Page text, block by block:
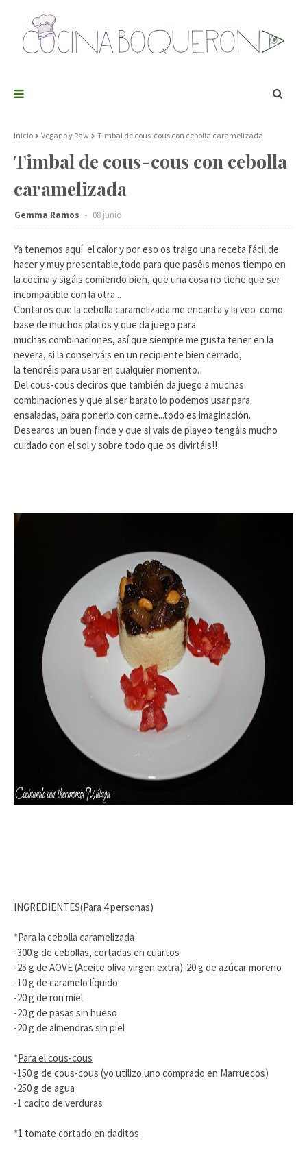
Inicio Vegano y Raw Timbal de cous-cous con cebolla caramelizada
Timbal de cous-cous con cebolla
caramelizada
Gemma Ramos 08 junio
Ya tenemos aquí el calor y por eso os traigo una receta fácil de
hacer y muy presentable,todo para que paséis menos tiempo en
la cocina y sigáis comiendo bien, que una cosa no tiene que ser
incompatible con la otra...
Contaros que la cebolla caramelizada me encanta y la veo como
base de muchos platos y que da juego para
muchas combinaciones, así que siempre me gusta tener en la
nevera, si la conserváis en un recipiente bien cerrado,
la tendréis para usar en cualquier momento.
Del cous-cous deciros que también da juego a muchas
combinaciones y que al ser barato lo podemos usar para
ensaladas, para ponerlo con carne...todo es imaginación.
Desearos un buen finde y que si vais de playeo tengáis mucho
cuidado con el sol y sobre todo que os divirtáis!!
INGREDIENTES(Para 4 personas)
*Para la cebolla caramelizada
-300 g de cebollas, cortadas en cuartos
-25 g de AOVE (Aceite oliva virgen extra)-20 g de azúcar moreno
-10 g de caramelo líquido
-20 g de ron miel
-20 g de pasas sin hueso
-20 g de almendras sin piel
*Para el cous-cous
-150 g de cous-cous (yo utilizo uno comprado en Marruecos)
-250 g de agua
-1 cacito de verduras
*1 tomate cortado en daditos